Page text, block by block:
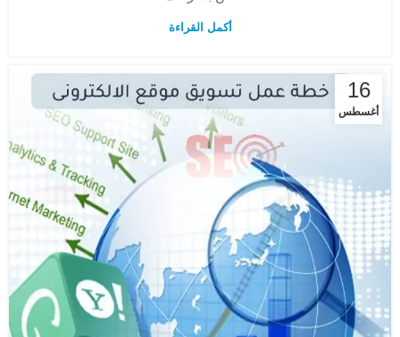
أكمل القراءة
16
أغسطس